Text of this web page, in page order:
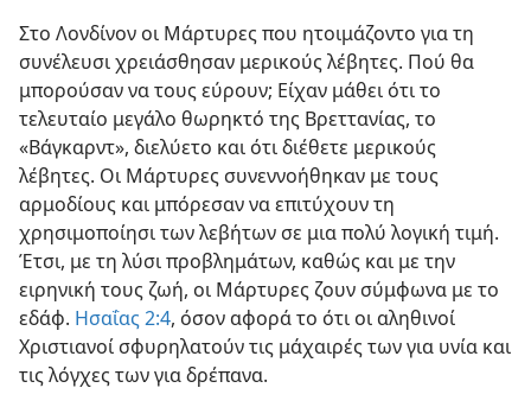
Στο Λονδίνον οι Μάρτυρες που ητοιμάζοντο για τη
συνέλευσι χρειάσθησαν μερικούς λέβητες. Πού θα
μπορούσαν να τους εύρουν; Είχαν μάθει ότι το
τελευταίο μεγάλο θωρηκτό της Βρεττανίας, το
«Βάγκαρντ», διελύετο και ότι διέθετε μερικούς
λέβητες. Οι Μάρτυρες συνεννοήθηκαν με τους
αρμοδίους και μπόρεσαν να επιτύχουν τη
χρησιμοποίησι των λεβήτων σε μια πολύ λογική τιμή.
Έτσι, με τη λύσι προβλημάτων, καθώς και με την
ειρηνική τους ζωή, οι Μάρτυρες ζουν σύμφωνα με το
εδάφ. Ησαΐας 2:4, όσον αφορά το ότι οι αληθινοί
Χριστιανοί σφυρηλατούν τις μάχαιρές των για υνία και
τις λόγχες των για δρέπανα.